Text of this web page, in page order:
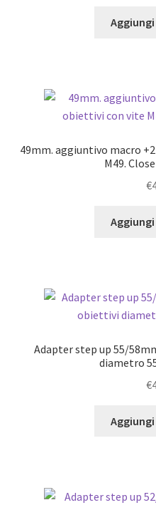
49mm. aggiuntivo macro
M49.
€
Adapter step up 55/
diametro
€